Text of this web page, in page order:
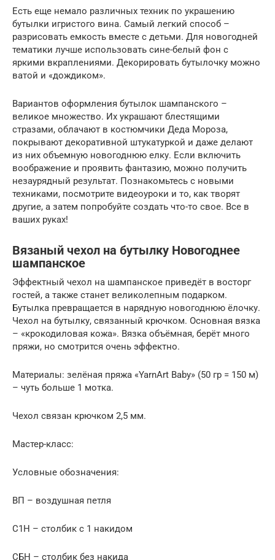
Есть еще немало различных техник по украшению
бутылки игристого вина. Самый легкий способ –
разрисовать емкость вместе с детьми. Для новогодней
тематики лучше использовать сине-белый фон с
яркими вкраплениями. Декорировать бутылочку можно
ватой и «дождиком».
Вариантов оформления бутылок шампанского –
великое множество. Их украшают блестящими
стразами, облачают в костюмчики Деда Мороза,
покрывают декоративной штукатуркой и даже делают
из них объемную новогоднюю елку. Если включить
воображение и проявить фантазию, можно получить
незаурядный результат. Познакомьтесь с новыми
техниками, посмотрите видеоуроки и то, как творят
другие, а затем попробуйте создать что-то свое. Все в
ваших руках!
Вязаный чехол на бутылку Новогоднее
шампанское
Эффектный чехол на шампанское приведёт в восторг
гостей, а также станет великолепным подарком.
Бутылка превращается в нарядную новогоднюю ёлочку.
Чехол на бутылку, связанный крючком. Основная вязка
– «крокодиловая кожа». Вязка объёмная, берёт много
пряжи, но смотрится очень эффектно.
Материалы: зелёная пряжа «YarnArt Baby» (50 гр = 150 м)
– чуть больше 1 мотка.
Чехол связан крючком 2,5 мм.
Мастер-класс:
Условные обозначения:
ВП – воздушная петля
С1Н – столбик с 1 накидом
СБН – столбик без накида